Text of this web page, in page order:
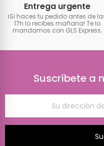
Entrega urgente
iSi haces tu pedido antes de
17h lo recibes mañana! Te lo
mandamos con GLS Express.
Suscríbete a